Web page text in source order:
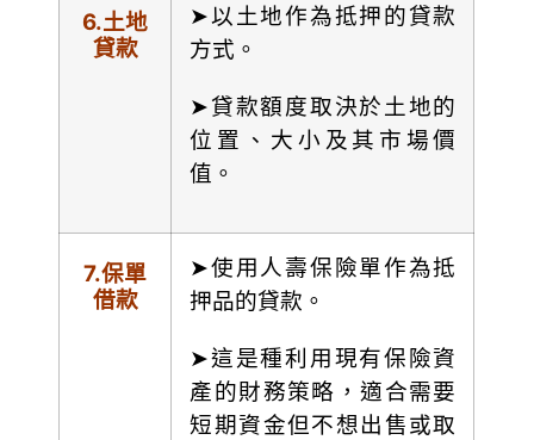
6.土地
貸款
➤以土地作為抵押的貸款
方式。
➤貸款額度取決於土地的
位置、大小及其市場價
值。
7.保單
借款
➤使用人壽保險單作為抵
押品的貸款。
➤這是種利用現有保險資
產的財務策略，適合需要
短期資金但不想出售或取